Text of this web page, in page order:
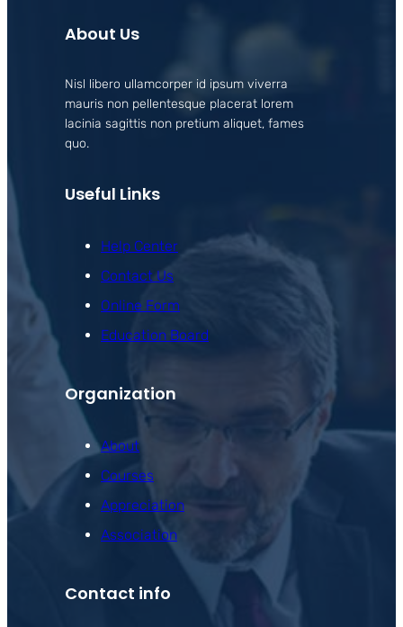
About Us
Nisl libero ullamcorper id ipsum viverra
mauris non pellentesque placerat lorem
lacinia sagittis non pretium aliquet, fames
quo.
Useful Links
Help Center
Contact Us
Online Form
Education Board
Organization
About
Courses
Appreciation
Association
Contact info